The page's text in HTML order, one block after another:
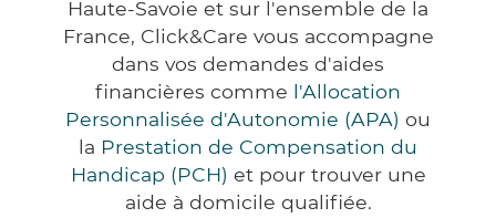
Haute-Savoie et sur l'ensemble de la
France, Click&Care vous accompagne
dans vos demandes d'aides
financières comme l'Allocation
Personnalisée d'Autonomie (APA) ou
la Prestation de Compensation du
Handicap (PCH) et pour trouver une
aide à domicile qualifiée.